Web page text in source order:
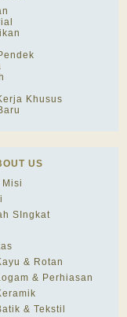
Khusus
US
SIngkat
& Rotan
& Perhiasan
& Tekstil